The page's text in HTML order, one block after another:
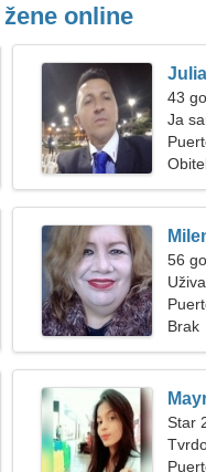
online
43
Ja
56
Brak
Star